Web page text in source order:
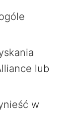
lub
w